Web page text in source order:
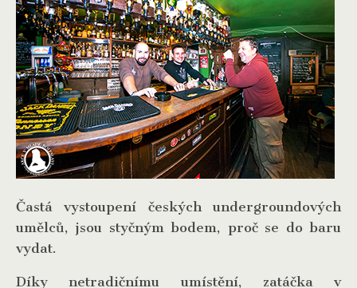
Častá vystoupení českých undergroundových
umělců, jsou styčným bodem, proč se do baru
vydat.
Díky netradičnímu umístění, zatáčka v